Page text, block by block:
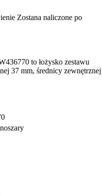
Zostana naliczone po
to łożysko zestawu
37 mm, średnicy zewnętrznej